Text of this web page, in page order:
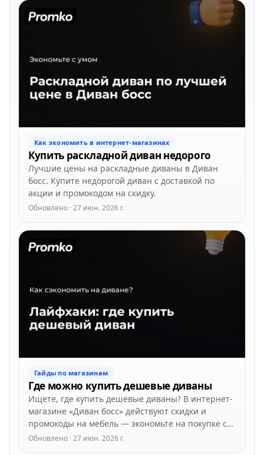
Как экономить в интернет-магазинах
Купить раскладной диван недорого
Лучшие цены на раскладные диваны в Диван
босс. Купите недорогой диван с доставкой по
акции и промокодом на скидку.
Обновлено · 27 июн. 2026 г.
Гайды по магазинам
Где можно купить дешевые диваны
Ищете, где купить дешевые диваны? В интернет-
магазине «Диван босс» действуют скидки и
промокоды на мебель — экономьте на покупке с
нами.
Обновлено · 27 июн. 2026 г.